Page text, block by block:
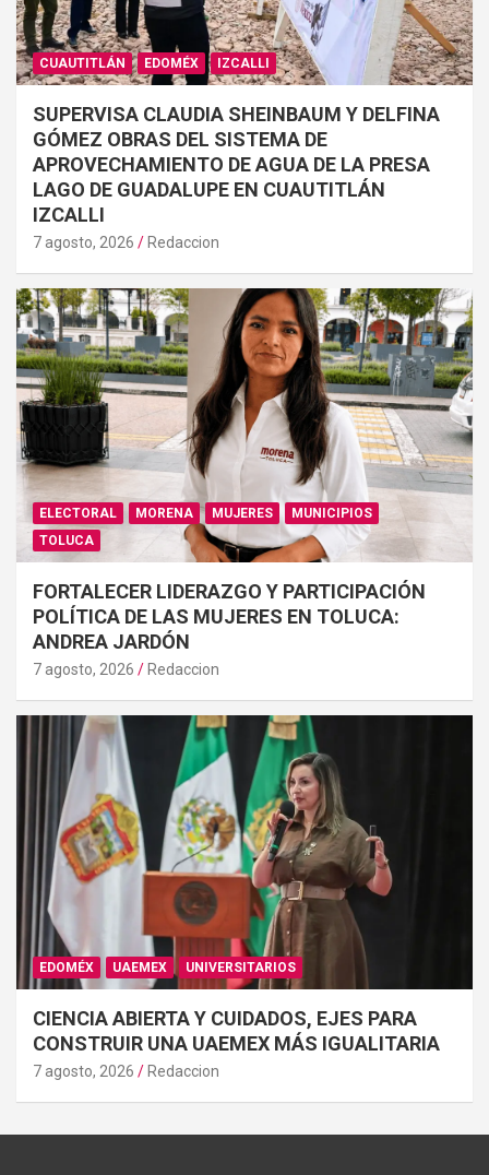
CUAUTITLÁN EDOMÉX IZCALLI
SUPERVISA CLAUDIA SHEINBAUM Y DELFINA
GÓMEZ OBRAS DEL SISTEMA DE
APROVECHAMIENTO DE AGUA DE LA PRESA
LAGO DE GUADALUPE EN CUAUTITLÁN
IZCALLI
7 agosto, 2026 Redaccion
ELECTORAL MORENA MUJERES
MUNICIPIOS
TOLUCA
FORTALECER LIDERAZGO Y PARTICIPACIÓN
POLÍTICA DE LAS MUJERES EN TOLUCA:
ANDREA JARDÓN
7 agosto, 2026 Redaccion
EDOMÉX UAEMEX UNIVERSITARIOS
CIENCIA ABIERTA Y CUIDADOS, EJES PARA
CONSTRUIR UNA UAEMEX MÁS IGUALITARIA
7 agosto, 2026 Redaccion